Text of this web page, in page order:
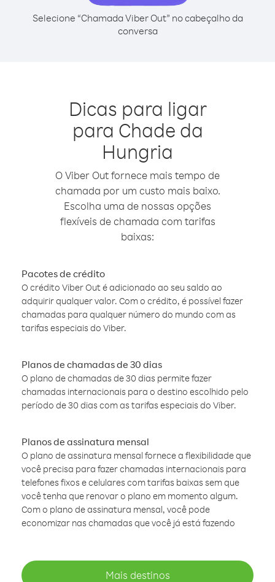
Selecione “Chamada Viber Out” no cabeçalho da
conversa
Dicas para ligar
para Chade da
Hungria
O Viber Out fornece mais tempo de
chamada por um custo mais baixo.
Escolha uma de nossas opções
flexíveis de chamada com tarifas
baixas:
Pacotes de crédito
O crédito Viber Out é adicionado ao seu saldo ao
adquirir qualquer valor. Com o crédito, é possível fazer
chamadas para qualquer número do mundo com as
tarifas especiais do Viber.
Planos de chamadas de 30 dias
O plano de chamadas de 30 dias permite fazer
chamadas internacionais para o destino escolhido pelo
período de 30 dias com as tarifas especiais do Viber.
Planos de assinatura mensal
O plano de assinatura mensal fornece a flexibilidade que
você precisa para fazer chamadas internacionais para
telefones fixos e celulares com tarifas baixas sem que
você tenha que renovar o plano em momento algum.
Com o plano de assinatura mensal, você pode
economizar nas chamadas que você já está fazendo
Mais destinos